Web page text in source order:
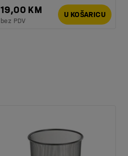
19,00 KM
bez PDV
U KOŠARICU